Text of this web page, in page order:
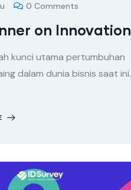
0 Comments
on Innovation
kunci utama pertumbuhan
dalam dunia bisnis saat ini.